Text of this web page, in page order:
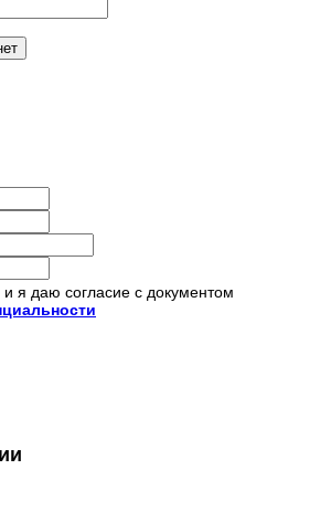
я даю согласие с документом